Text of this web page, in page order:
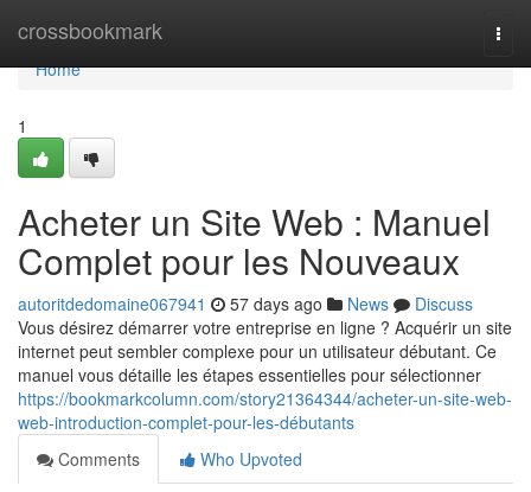
crossbookmark
Home
Home
1
Acheter un Site Web : Manuel
Complet pour les Nouveaux
autoritdedomaine067941 57 days ago News
Discuss
Vous désirez démarrer votre entreprise en ligne ? Acquérir un site
internet peut sembler complexe pour un utilisateur débutant. Ce
manuel vous détaille les étapes essentielles pour sélectionner
https://bookmarkcolumn.com/story21364344/acheter-un-site-web-
web-introduction-complet-pour-les-débutants
Comments
Who Upvoted